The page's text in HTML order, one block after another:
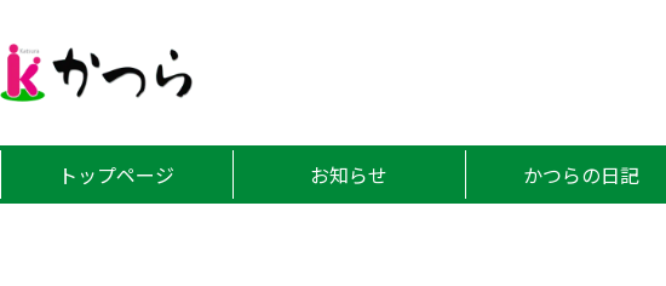
トップページ お知らせ かつらの日記